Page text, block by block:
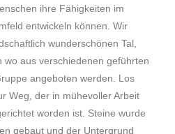
ihre Fähigkeiten im
entwickeln können. Wir
wunderschönen Tal,
wo aus verschiedenen geführten
angeboten werden. Los
Weg, der in mühevoller Arbeit
worden ist. Steine wurde
gebaut und der Untergrund